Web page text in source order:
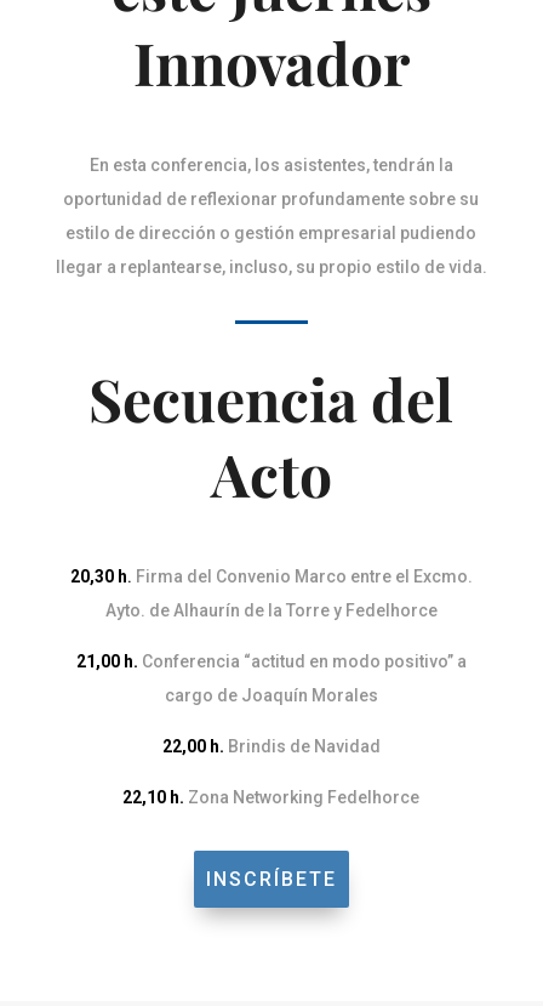
Innovador
En esta conferencia, los asistentes, tendrán la
oportunidad de reflexionar profundamente sobre su
estilo de dirección o gestión empresarial pudiendo
llegar a replantearse, incluso, su propio estilo de vida.
Secuencia del
Acto
20,30 h. Firma del Convenio Marco entre el Excmo.
Ayto. de Alhaurín de la Torre y Fedelhorce
21,00 h. Conferencia “actitud en modo positivo” a
cargo de Joaquín Morales
22,00 h. Brindis de Navidad
22,10 h. Zona Networking Fedelhorce
INSCRÍBETE